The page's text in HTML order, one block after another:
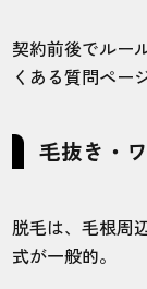
契約前後でルー
くある質問ペー
毛抜き・
脱毛は、毛根周
式が一般的。